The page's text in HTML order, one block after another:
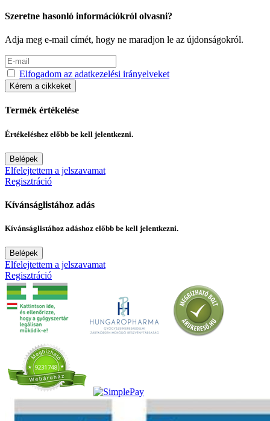
Szeretne hasonló információkról olvasni?
Adja meg e-mail címét, hogy ne maradjon le az újdonságokról.
Elfogadom az adatkezelési irányelveket
Kérem a cikkeket
Termék értékelése
Értékeléshez előbb be kell jelentkezni.
Belépek
Elfelejtettem a jelszavamat
Regisztráció
Kívánságlistához adás
Kívánságlistához adáshoz előbb be kell jelentkezni.
Belépek
Elfelejtettem a jelszavamat
Regisztráció